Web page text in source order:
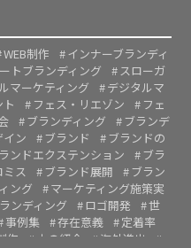
WEB制作
インナーブランディ
トブランディング
スローガ
マーケティング
デジタルマ
フェス・リエゾン
フェ
ブランディング
ブランデ
イン ブランド
ブランドの
ンドエクステンション
ブラ
ス ブランド展開
ブラン
ング
マーケティング施策実
ンディング ロゴ開発
世
事例集 存在意義
定着率
作 本の紹介
海外進出